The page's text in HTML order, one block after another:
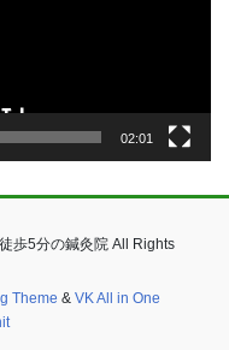
02:01
歩5分の鍼灸院 All Rights
Theme & VK All in One